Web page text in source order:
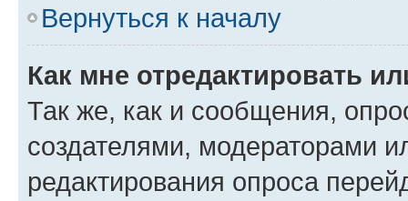
Вернуться к началу
Как мне отредактировать
Так же, как и сообщения,
создателями, модераторами
редактирования опроса